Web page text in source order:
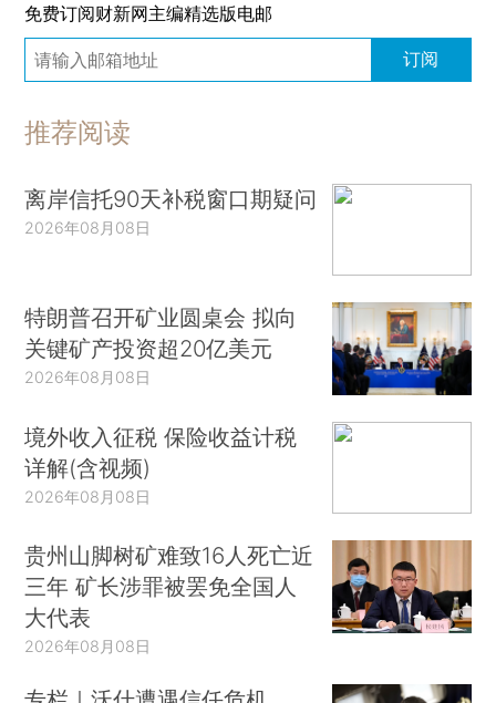
免费订阅财新网主编精选版电邮
订阅
推荐阅读
离岸信托90天补税窗口期疑问
2026年08月08日
特朗普召开矿业圆桌会 拟向
关键矿产投资超20亿美元
2026年08月08日
境外收入征税 保险收益计税
详解(含视频)
2026年08月08日
贵州山脚树矿难致16人死亡近
三年 矿长涉罪被罢免全国人
大代表
2026年08月08日